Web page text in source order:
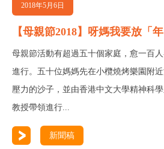
2018年5月6日
【母親節2018】呀媽我要放「
母親節活動有超過五十個家庭，愈一百
進行。五十位媽媽先在小欖燒烤樂園附
壓力的沙子，並由香港中文大學精神科
教授帶領進行...
新聞稿